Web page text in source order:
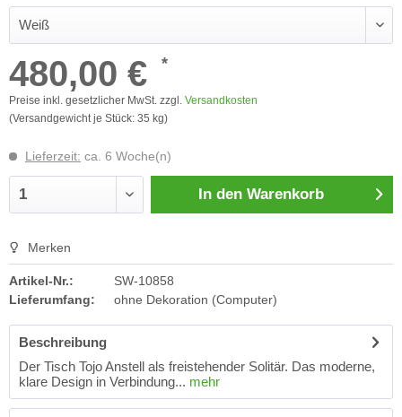
480,00 € *
Preise inkl. gesetzlicher MwSt. zzgl. Versandkosten
(Versandgewicht je Stück: 35 kg)
Lieferzeit: ca. 6 Woche(n)
In den Warenkorb
Merken
Artikel-Nr.:
SW-10858
Lieferumfang:
ohne Dekoration (Computer)
Beschreibung
Der Tisch Tojo Anstell als freistehender Solitär. Das moderne,
klare Design in Verbindung... mehr